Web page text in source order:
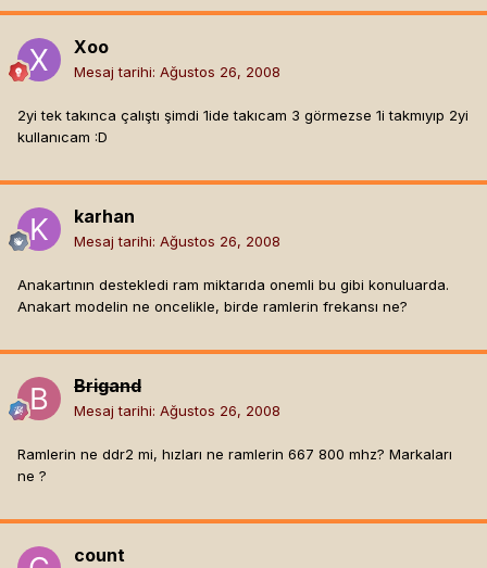
Xoo
Mesaj tarihi: Ağustos 26, 2008
2yi tek takınca çalıştı şimdi 1ide takıcam 3 görmezse 1i takmıyıp 2yi
kullanıcam :D
karhan
Mesaj tarihi: Ağustos 26, 2008
Anakartının destekledi ram miktarıda onemli bu gibi konuluarda.
Anakart modelin ne oncelikle, birde ramlerin frekansı ne?
Brigand
Mesaj tarihi: Ağustos 26, 2008
Ramlerin ne ddr2 mi, hızları ne ramlerin 667 800 mhz? Markaları
ne ?
count